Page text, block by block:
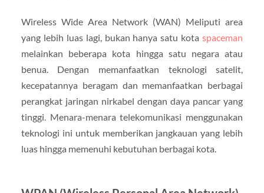
Wireless Wide Area Network (WAN) Meliputi area
yang lebih luas lagi, bukan hanya satu kotaspaceman
melainkan beberapa kota hingga satu negara atau
benua. Dengan memanfaatkan teknologi satelit,
kecepatannya beragam dan memanfaatkan berbagai
perangkat jaringan nirkabel dengan daya pancar yang
tinggi. Menara-menara telekomunikasi menggunakan
teknologi ini untuk memberikan jangkauan yang lebih
luas hingga memenuhi kebutuhan berbagai kota.